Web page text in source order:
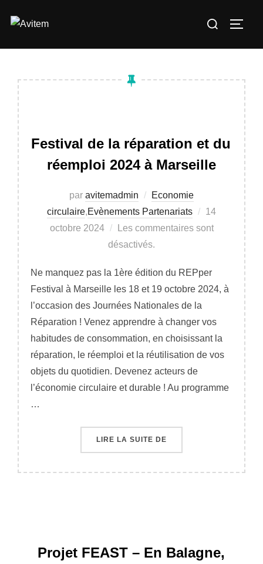
Rechercher :
Festival de la réparation et du
réemploi 2024 à Marseille
par avitemadmin
Economie
circulaire,Evènements Partenariats
Publié
le
14
octobre 2024
Les commentaires sont
désactivés.
Ne manquez pas la 1ère édition du REPper
Festival à Marseille les 18 et 19 octobre 2024, à
l’occasion des Journées Nationales de la
Réparation ! Venez apprendre à changer vos
habitudes de consommation, en choisissant la
réparation, le réemploi et la réutilisation de vos
objets du quotidien. Devenez acteurs de
l’économie circulaire et durable ! Au programme
…
LIRE LA SUITE DE « FESTIVAL DE LA
Projet FEAST – En Balagne,